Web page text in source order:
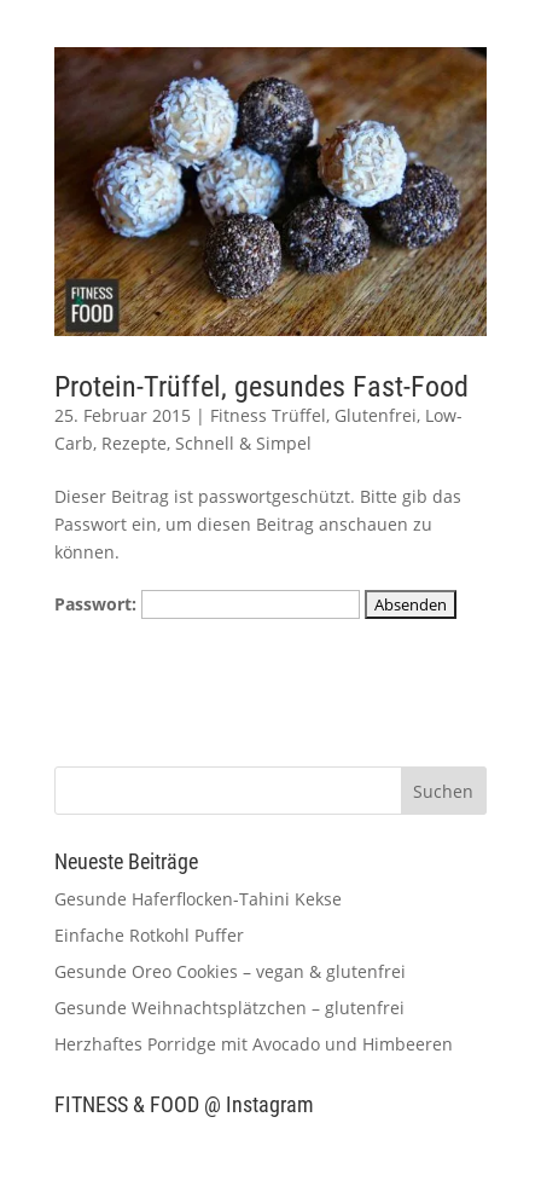
Protein-Trüffel, gesundes Fast-Food
25. Februar 2015 | Fitness Trüffel, Glutenfrei, Low-
Carb, Rezepte, Schnell & Simpel
Dieser Beitrag ist passwortgeschützt. Bitte gib das
Passwort ein, um diesen Beitrag anschauen zu
können.
Passwort:
Neueste Beiträge
Gesunde Haferflocken-Tahini Kekse
Einfache Rotkohl Puffer
Gesunde Oreo Cookies – vegan & glutenfrei
Gesunde Weihnachtsplätzchen – glutenfrei
Herzhaftes Porridge mit Avocado und Himbeeren
FITNESS & FOOD @ Instagram